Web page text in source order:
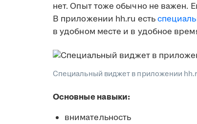
нет. Опыт тоже обычно не важен.
В приложении hh.ru есть
в удобном месте и в удобное
Специальный виджет в приложении
Основные навыки:
внимательность